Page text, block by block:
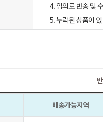
4. 임의로 반송 및
5. 누락된 상품이
배송가능지역